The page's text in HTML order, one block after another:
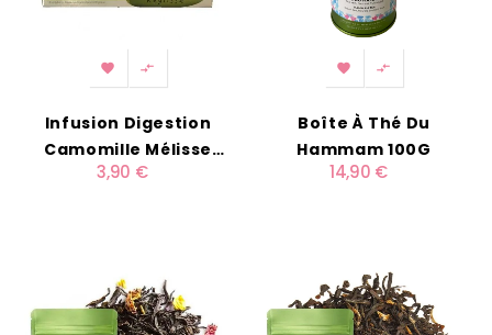
 
Infusion Digestion
Camomille Mélisse
Verveine Menthe
3,90 €
 
Boîte À Thé Du
Hammam 100G
14,90 €